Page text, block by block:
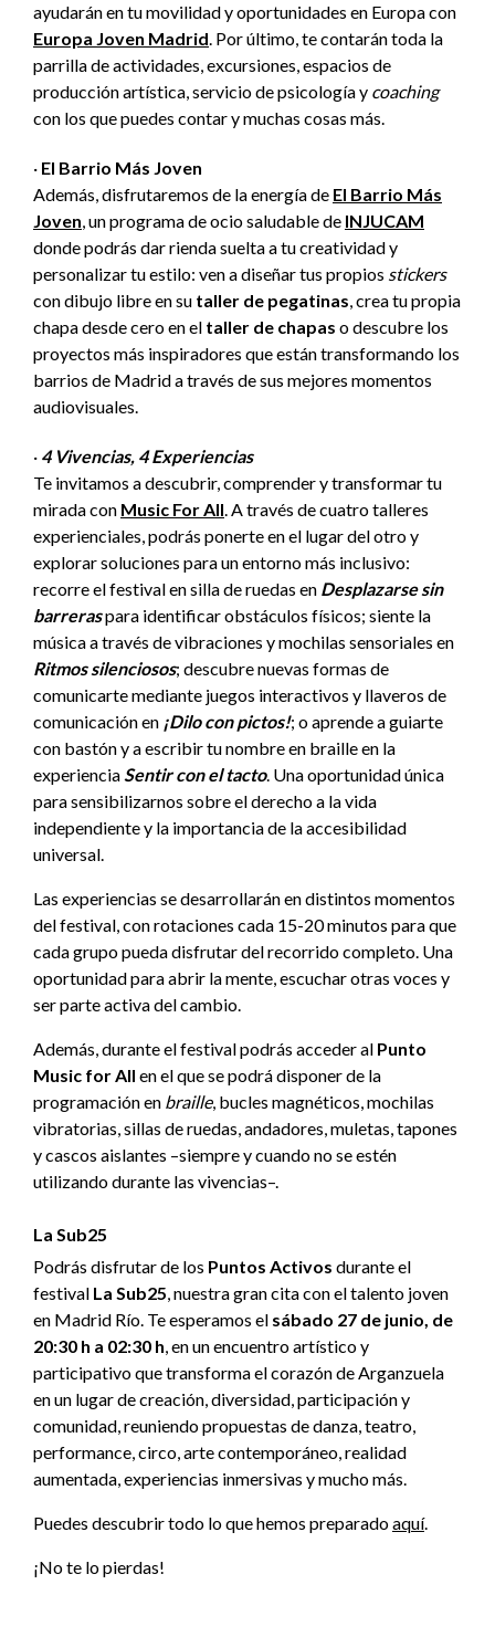
ayudarán en tu movilidad y oportunidades en Europa con
Europa Joven Madrid. Por último, te contarán toda la
parrilla de actividades, excursiones, espacios de
producción artística, servicio de psicología y coaching
con los que puedes contar y muchas cosas más.
· El Barrio Más Joven
Además, disfrutaremos de la energía de El Barrio Más
Joven, un programa de ocio saludable de INJUCAM
donde podrás dar rienda suelta a tu creatividad y
personalizar tu estilo: ven a diseñar tus propios stickers
con dibujo libre en su taller de pegatinas, crea tu propia
chapa desde cero en el taller de chapas o descubre los
proyectos más inspiradores que están transformando los
barrios de Madrid a través de sus mejores momentos
audiovisuales.
· 4 Vivencias, 4 Experiencias
Te invitamos a descubrir, comprender y transformar tu
mirada con Music For All. A través de cuatro talleres
experienciales, podrás ponerte en el lugar del otro y
explorar soluciones para un entorno más inclusivo:
recorre el festival en silla de ruedas en Desplazarse sin
barreraspara identificar obstáculos físicos; siente la
música a través de vibraciones y mochilas sensoriales en
Ritmos silenciosos; descubre nuevas formas de
comunicarte mediante juegos interactivos y llaveros de
comunicación en ¡Dilo con pictos!; o aprende a guiarte
con bastón y a escribir tu nombre en braille en la
experienciaSentir con el tacto. Una oportunidad única
para sensibilizarnos sobre el derecho a la vida
independiente y la importancia de la accesibilidad
universal.
Las experiencias se desarrollarán en distintos momentos
del festival, con rotaciones cada 15-20 minutos para que
cada grupo pueda disfrutar del recorrido completo. Una
oportunidad para abrir la mente, escuchar otras voces y
ser parte activa del cambio.
Además, durante el festival podrás acceder al Punto
Music for All en el que se podrá disponer de la
programación en braille, bucles magnéticos, mochilas
vibratorias, sillas de ruedas, andadores, muletas, tapones
y cascos aislantes –siempre y cuando no se estén
utilizando durante las vivencias–.
La Sub25
Podrás disfrutar de los Puntos Activos durante el
festival La Sub25, nuestra gran cita con el talento joven
en Madrid Río. Te esperamos el sábado 27 de junio, de
20:30 h a 02:30 h, en un encuentro artístico y
participativo que transforma el corazón de Arganzuela
en un lugar de creación, diversidad, participación y
comunidad, reuniendo propuestas de danza, teatro,
performance, circo, arte contemporáneo, realidad
aumentada, experiencias inmersivas y mucho más.
Puedes descubrir todo lo que hemos preparadoaquí.
¡No te lo pierdas!